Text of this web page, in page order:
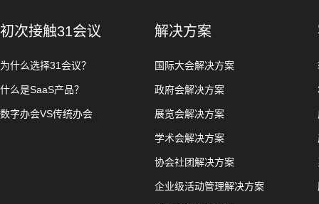
初次接触31会议
为什么选择31会议？
什么是SaaS产品？
数字办会VS传统办会
解决方案
国际大会解决方案
政府会解决方案
展览会解决方案
学术会解决方案
协会社团解决方案
企业级活动管理解决方案